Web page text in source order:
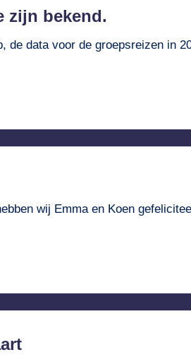
zijn bekend.
de data voor de groepsreizen
wij Emma en Koen